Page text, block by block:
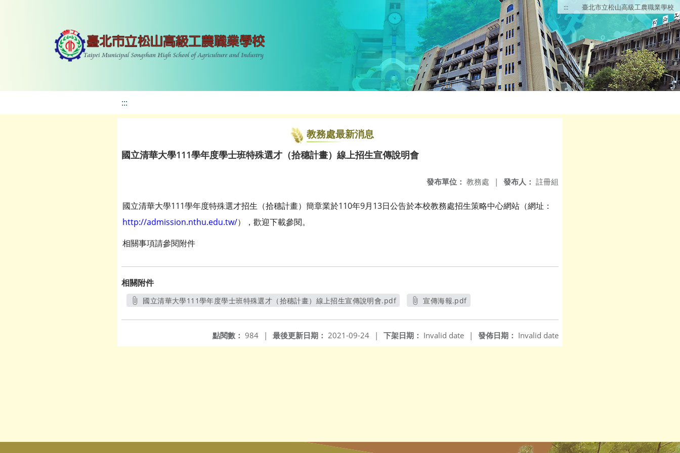
::: 臺北市立松山高級工農職業學校
:::
教務處最新消息
國立清華大學111學年度學士班特殊選才（拾穗計畫）線上招生宣傳說明會
發布人： 註冊組
發布單位： 教務處 |
國立清華大學111學年度特殊選才招生（拾穗計畫）簡章業於110年9月13日公告於本校教務處招生策略中心網站（網址：
http://admission.nthu.edu.tw/），歡迎下載參閱。
相關事項請參閱附件
相關附件
國立清華大學111學年度學士班特殊選才（拾穗計畫）線上招生宣傳說明會.pdf
宣傳海報.pdf
發佈日期： Invalid date
下架日期： Invalid date |
最後更新日期： 2021-09-24 |
點閱數： 984 |